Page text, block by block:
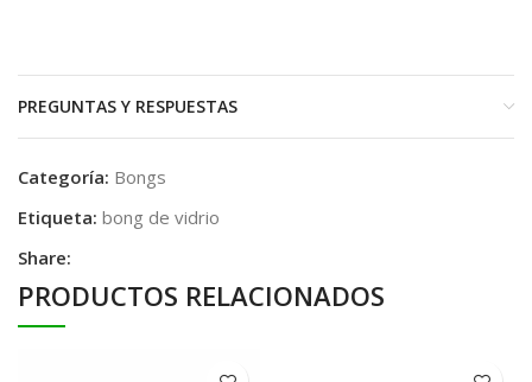
PREGUNTAS Y RESPUESTAS
Categoría: Bongs
Etiqueta: bong de vidrio
Share:
PRODUCTOS RELACIONADOS